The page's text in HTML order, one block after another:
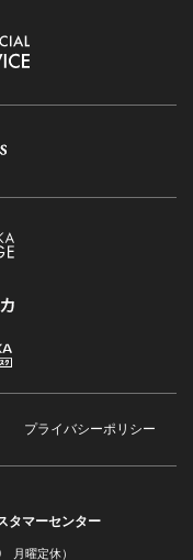
プライバシーポリシー
タマーセンター
月曜定休）